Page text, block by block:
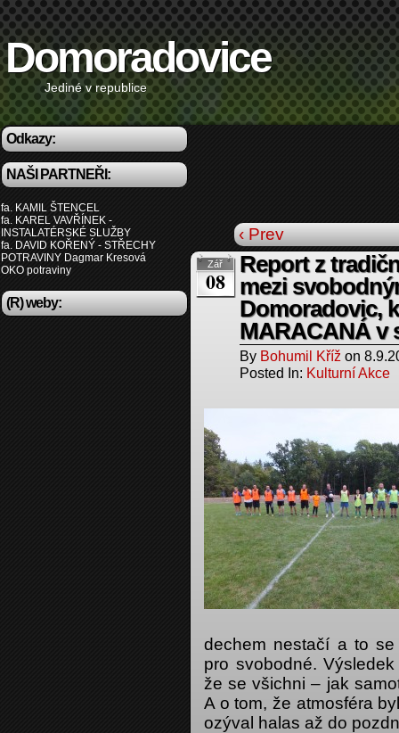
Domoradovice
Jediné v republice
Odkazy:
NAŠI PARTNEŘI:
fa. KAMIL ŠTENCEL
fa. KAREL VAVŘÍNEK -
INSTALATÉRSKÉ SLUŽBY
fa. DAVID KOŘENÝ - STŘECHY
POTRAVINY Dagmar Kresová
OKO potraviny
(R) weby:
‹ Prev
Zář
08
Report z
mezi
Domoradovic,
MARACANÁ v
By Bohumil Kříž on
Posted In: Kulturní Akce
dechem nestačí a to
pro svobodné.
že se všichni – jak
A o tom, že atmosféra
ozýval halas až do